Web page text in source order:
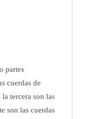
partes
cuerdas de
tercera son las
son las cuerdas